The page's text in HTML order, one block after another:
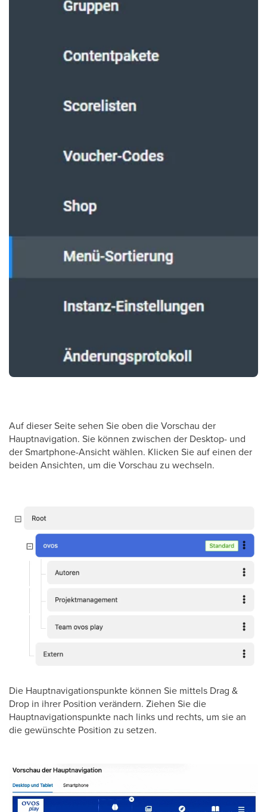
Auf dieser Seite sehen Sie oben die Vorschau der
Hauptnavigation. Sie können zwischen der Desktop- und
der Smartphone-Ansicht wählen. Klicken Sie auf einen der
beiden Ansichten, um die Vorschau zu wechseln.
Die Hauptnavigationspunkte können Sie mittels Drag &
Drop in ihrer Position verändern. Ziehen Sie die
Hauptnavigationspunkte nach links und rechts, um sie an
die gewünschte Position zu setzen.